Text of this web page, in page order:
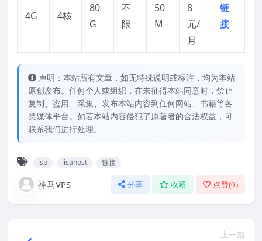
4G 4核
80
G
不
限
50
M
8
元/
月
链
接
声明：本站所有文章，如无特殊说明或标注，均为本站
原创发布。任何个人或组织，在未征得本站同意时，禁止
复制、盗用、采集、发布本站内容到任何网站、书籍等各
类媒体平台。如若本站内容侵犯了原著者的合法权益，可
联系我们进行处理。
isp lisahost 链接
神马VPS 分享 收藏 点赞(0)
上一篇